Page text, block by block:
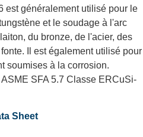
est généralement utilisé pour le
et le soudage à l'arc
du bronze, de l'acier, des
Il est également utilisé pour
soumises à la corrosion.
SFA 5.7 Classe ERCuSi-
Sheet